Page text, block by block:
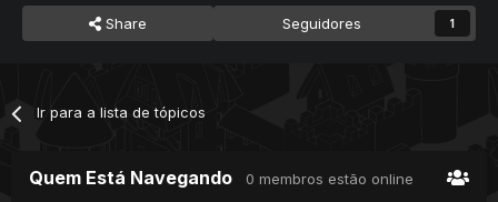
Share Seguidores 1
Ir para a lista de tópicos
Quem Está Navegando 0 membros estão online